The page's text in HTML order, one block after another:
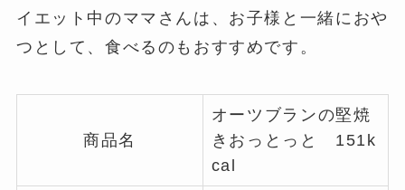
イエット中のママさんは、お子様と一緒におや
つとして、食べるのもおすすめです。
商品名
オーツブランの堅焼
きおっとっと 151k
cal